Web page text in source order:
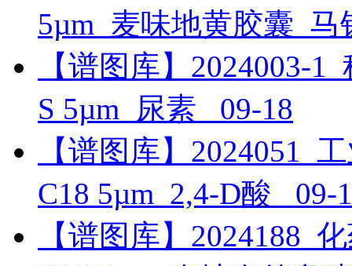
5µm_麦味地黄胶囊_
【谱图库】2024003-
S 5µm_尿素_ 09-18
【谱图库】2024051_
C18 5µm_2,4-D酸_ 09-
【谱图库】2024188_